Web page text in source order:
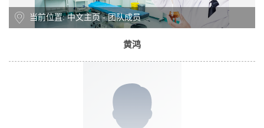
当前位置:中文主页- 团队成员
黄鸿